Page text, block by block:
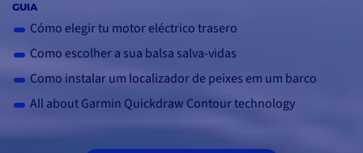
GUIA
Cómo elegir tu motor eléctrico trasero
Como escolher a sua balsa salva-vidas
Como instalar um localizador de peixes em um barco
All about Garmin Quickdraw Contour technology